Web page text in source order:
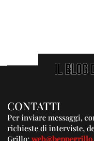
CONTATTI
Per inviare messaggi,
richieste di interviste,
Grillo: